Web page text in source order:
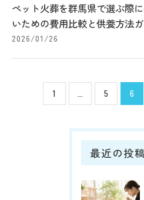
ペット火葬を群馬県で選ぶ際
いための費用比較と供養方法
2026/01/26
1 ... 5 6
最近の投稿